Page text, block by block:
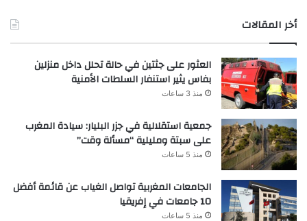
أخر المقالات
العثور على جثتين في حالة تحلل داخل منزلين
بفاس يثير استنفار السلطات الأمنية
منذ 3 ساعات
جمعية استقلالية في جزر البليار: سيادة المغرب
على سبتة ومليلية “مسألة وقت”
منذ 5 ساعات
الجامعات المغربية تواصل الغياب عن قائمة أفضل
10 جامعات في إفريقيا
منذ 5 ساعات